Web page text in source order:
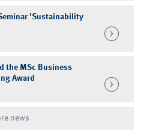
'Sustainability
the MSc Business
Award
news